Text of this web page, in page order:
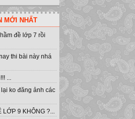
MỚI NHẤT
đề lớp 7 rồi
thi bài này nhá
...
ko đăng ảnh các
LỚP 9 KHÔNG ?...